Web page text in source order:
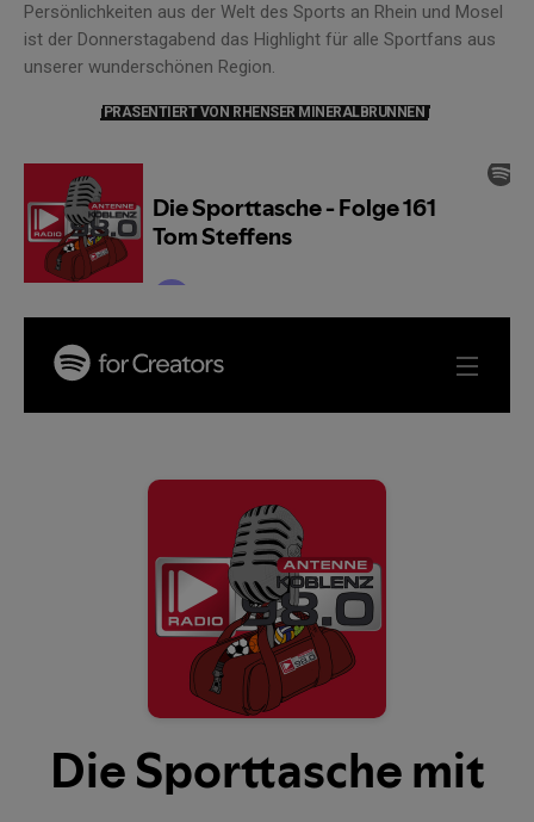
Persönlichkeiten aus der Welt des Sports an Rhein und Mosel
ist der Donnerstagabend das Highlight für alle Sportfans aus
unserer wunderschönen Region.
PRÄSENTIERT VON RHENSER MINERALBRUNNEN